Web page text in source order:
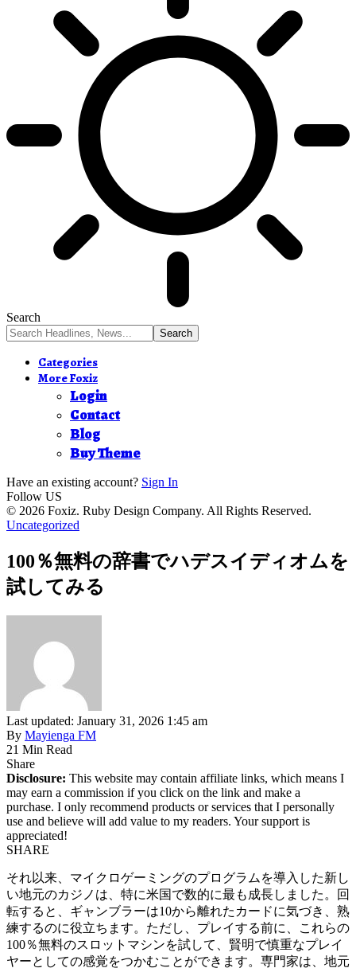
Search
Categories
More Foxiz
Login
Contact
Blog
Buy Theme
Have an existing account? Sign In
Follow US
© 2026 Foxiz. Ruby Design Company. All Rights Reserved.
Uncategorized
100％無料の辞書でハデスイディオムを
試してみる
Last updated: January 31, 2026 1:45 am
By Mayienga FM
21 Min Read
Share
Disclosure: This website may contain affiliate links, which means I
may earn a commission if you click on the link and make a
purchase. I only recommend products or services that I personally
use and believe will add value to my readers. Your support is
appreciated!
SHARE
それ以来、マイクロゲーミングのプログラムを導入した新し
い地元のカジノは、特に米国で数的に最も成長しました。回
転すると、ギャンブラーは10から離れたカードに気づき、熟
練するのに役立ちます。ただし、プレイする前に、これらの
100％無料のスロットマシンを試して、賢明で慎重なプレイ
ヤーとしての感覚をつかむことができます。専門家は、地元